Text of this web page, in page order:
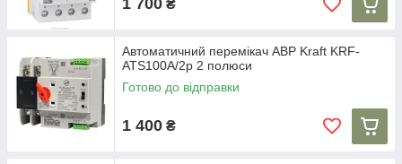
1 700 ₴
Автоматичний перемікач АВР Kraft KRF-
ATS100A/2p 2 полюси
Готово до відправки
1 400 ₴